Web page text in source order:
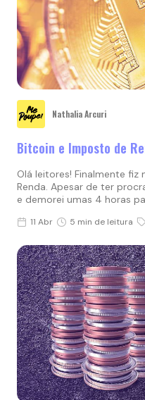
Nathalia Arcuri
Bitcoin e Imposto de
Olá leitores! Finalmente
Renda. Apesar de ter
e demorei umas 4 horas
11 Abr 5 min de leitura